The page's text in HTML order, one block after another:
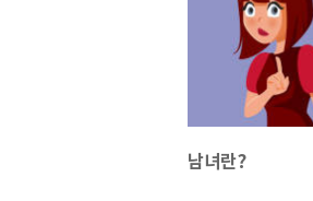
남녀란?